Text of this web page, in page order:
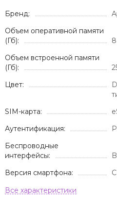
Бренд:
Объем оперативной памяти
(Гб):
8
Объем встроенной памяти
(Гб):
Цвет:
SIM-карта:
Аутентификация:
Беспроводные
интерфейсы:
Версия смартфона: